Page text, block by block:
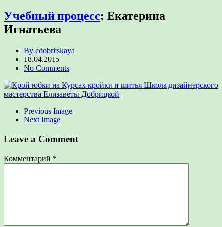
Учебный процесс: Екатерина
Игнатьева
By edobritskaya
18.04.2015
No Comments
Previous Image
Next Image
Leave a Comment
Комментарий *